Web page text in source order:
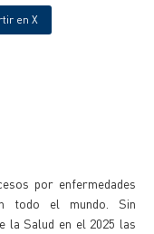
en X
por enfermedades
todo el mundo. Sin
la Salud en el 2025 las